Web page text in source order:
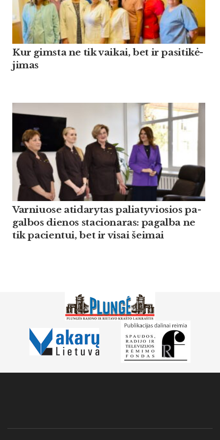
Kur gims­ta ne tik vai­kai, bet ir pa­si­ti­kė­
ji­mas
Var­niuo­se ati­da­ry­tas pa­lia­ty­vio­sios pa­
gal­bos die­nos sta­cio­na­ras: pa­gal­ba ne
tik pa­cien­tui, bet ir vi­sai šei­mai